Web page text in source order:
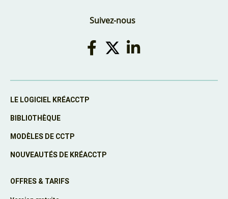
Suivez-nous
LE LOGICIEL KRÉACCTP
BIBLIOTHÈQUE
MODÈLES DE CCTP
NOUVEAUTÉS DE KRÉACCTP
OFFRES & TARIFS